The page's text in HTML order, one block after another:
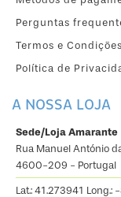
Perguntas
Termos e Condições
Política de
A NOSSA LOJA
Sede/Loja Amarante
Rua Manuel António
4600-209 - Portugal
Lat.: 41.273941 Long.: